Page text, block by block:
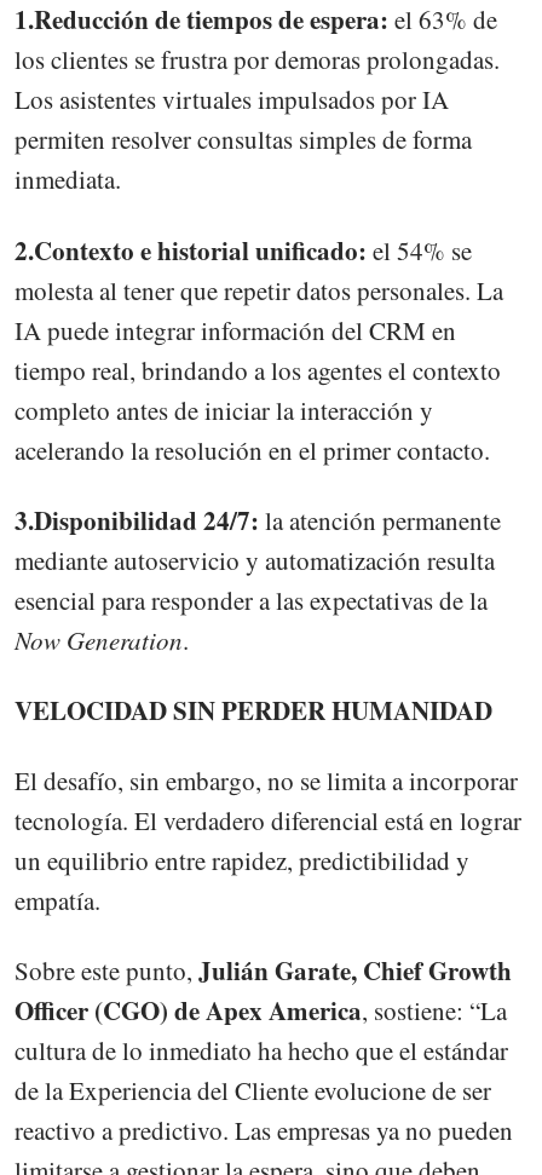
1.Reducción de tiempos de espera: el 63% de
los clientes se frustra por demoras prolongadas.
Los asistentes virtuales impulsados por IA
permiten resolver consultas simples de forma
inmediata.
2.Contexto e historial unificado: el 54% se
molesta al tener que repetir datos personales. La
IA puede integrar información del CRM en
tiempo real, brindando a los agentes el contexto
completo antes de iniciar la interacción y
acelerando la resolución en el primer contacto.
3.Disponibilidad 24/7: la atención permanente
mediante autoservicio y automatización resulta
esencial para responder a las expectativas de la
Now Generation.
VELOCIDAD SIN PERDER HUMANIDAD
El desafío, sin embargo, no se limita a incorporar
tecnología. El verdadero diferencial está en lograr
un equilibrio entre rapidez, predictibilidad y
empatía.
Sobre este punto, Julián Garate, Chief Growth
Officer (CGO) de Apex America, sostiene: “La
cultura de lo inmediato ha hecho que el estándar
de la Experiencia del Cliente evolucione de ser
reactivo a predictivo. Las empresas ya no pueden